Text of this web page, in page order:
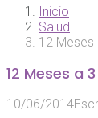
Inicio
Salud
12 Meses
12 Meses a
10/06/2014